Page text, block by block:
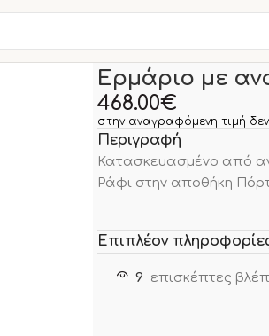
Ερμάριο με
468.00€
στην αναγραφόμενη τιμή
Περιγραφή
Κατασκευασμένο από
Ράφι στην αποθήκη
Επιπλέον
9 επισκέπτες